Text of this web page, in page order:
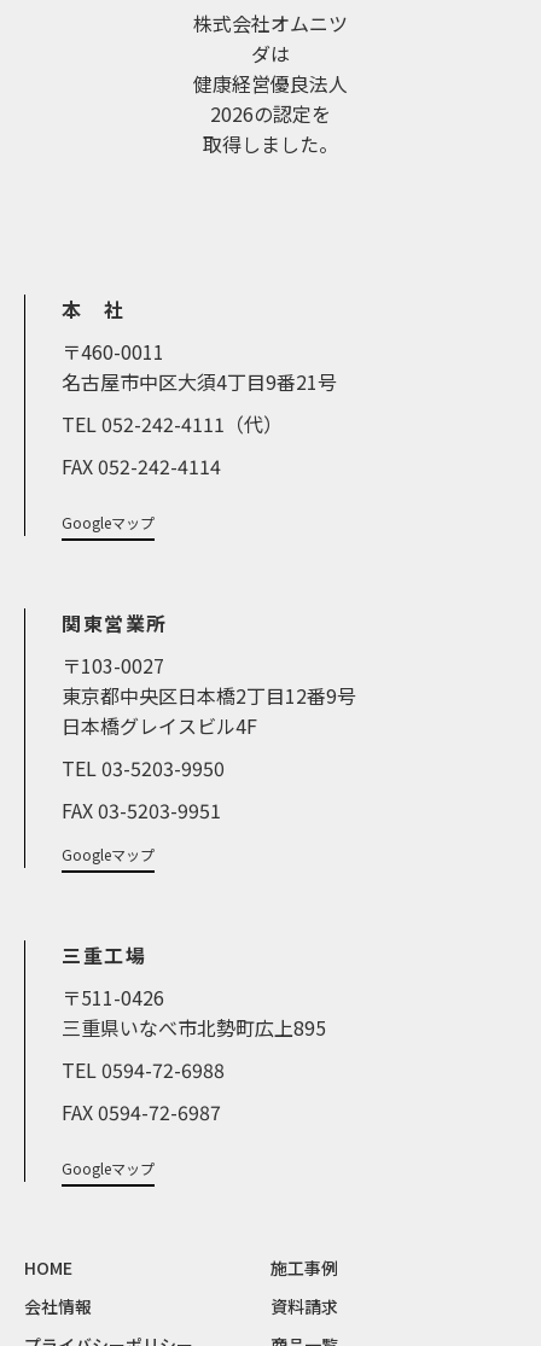
株式会社オムニツ
ダは
健康経営優良法人
2026の認定を
取得しました。
本 社
〒460-0011
名古屋市中区大須4丁目9番21号
TEL 052-242-4111（代）
FAX 052-242-4114
Googleマップ
関東営業所
〒103-0027
東京都中央区日本橋2丁目12番9号
日本橋グレイスビル4F
TEL 03-5203-9950
FAX 03-5203-9951
Googleマップ
三重工場
〒511-0426
三重県いなべ市北勢町広上895
TEL 0594-72-6988
FAX 0594-72-6987
Googleマップ
HOME
施工事例
会社情報
資料請求